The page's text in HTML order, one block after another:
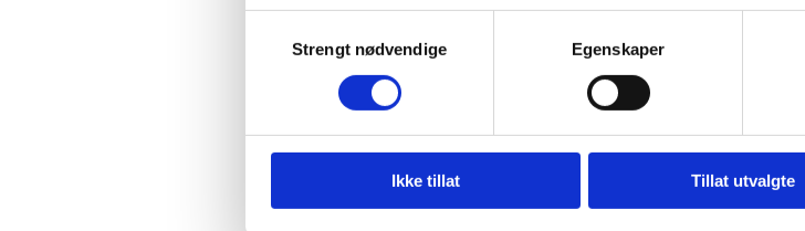
Strengt nødvendige
Egenskaper
Ikke tillat Tillat utvalgte